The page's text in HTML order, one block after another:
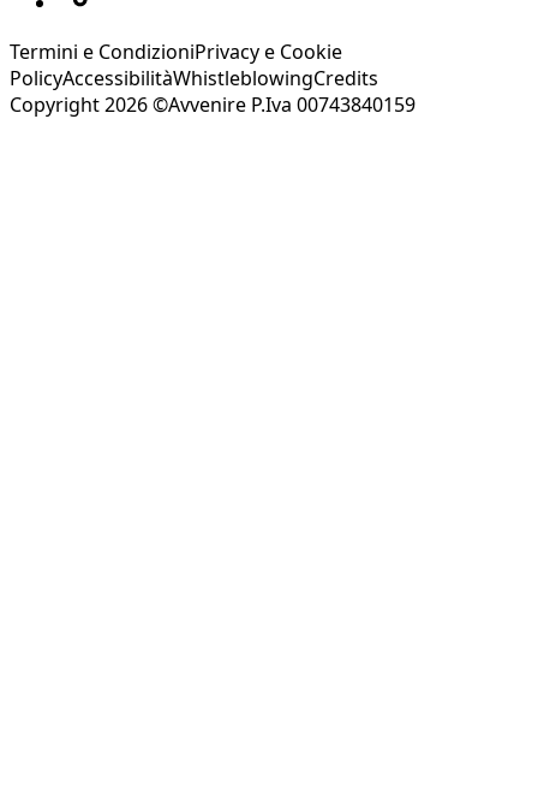
Termini e CondizioniPrivacy e Cookie
PolicyAccessibilitàWhistleblowingCredits
Copyright 2026 ©Avvenire P.Iva 00743840159